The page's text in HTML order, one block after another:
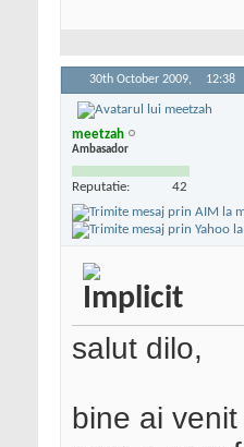
30th October 2009, 12:38
meetzah
Ambasador
Reputatie: 42
salut dilo,
bine ai